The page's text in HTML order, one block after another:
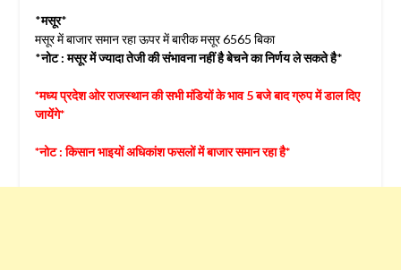
*मसूर*
मसूर में बाजार समान रहा ऊपर में बारीक मसूर 6565 बिका
*नोट : मसूर में ज्यादा तेजी की संभावना नहीं है बेचने का निर्णय ले सकते है*
*मध्य प्रदेश ओर राजस्थान की सभी मंडियों के भाव 5 बजे बाद ग्रुप में डाल दिए
जायेंगे*
*नोट : किसान भाइयों अधिकांश फसलों में बाजार समान रहा है*